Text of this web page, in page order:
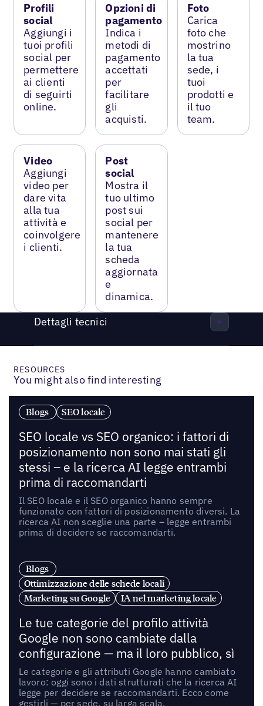
Profili
social
Aggiungi i
tuoi profili
social per
permettere
ai clienti
di seguirti
online.
Opzioni di
pagamento
Indica i
metodi di
pagamento
accettati
per
facilitare
gli
acquisti.
Foto
Carica
foto che
mostrino
la tua
sede, i
tuoi
prodotti e
il tuo
team.
Video
Aggiungi
video per
dare vita
alla tua
attività e
coinvolgere
i clienti.
Post
social
Mostra il
tuo ultimo
post sui
social per
mantenere
la tua
scheda
aggiornata
e
dinamica.
Dettagli tecnici
RESOURCES
You might also find interesting
Blogs SEO locale
SEO locale vs SEO organico: i fattori di
posizionamento non sono mai stati gli
stessi – e la ricerca AI legge entrambi
prima di raccomandarti
Il SEO locale e il SEO organico hanno sempre
funzionato con fattori di posizionamento diversi. La
ricerca AI non sceglie una parte – legge entrambi
prima di decidere se raccomandarti.
Blogs
Ottimizzazione delle schede locali
Marketing su Google
IA nel marketing locale
Le tue categorie del profilo attività
Google non sono cambiate dalla
configurazione — ma il loro pubblico, sì
Le categorie e gli attributi Google hanno cambiato
lavoro: oggi sono i dati strutturati che la ricerca AI
legge per decidere se raccomandarti. Ecco come
gestirli — per sede, su larga scala.